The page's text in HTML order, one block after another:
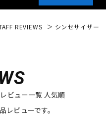
ウクレレ
REVIEWS シンセサイザー
レビュー一覧 人気順
ビューです。